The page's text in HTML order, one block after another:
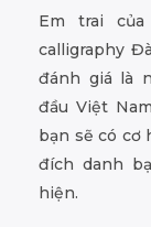
Em trai
calligraphy
đánh giá là
đầu Việt
bạn sẽ có cơ
đích danh
hiện.